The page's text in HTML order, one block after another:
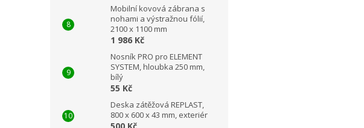
Mobilní kovová zábrana s
nohami a výstražnou fólií,
2100 x 1100 mm
1 986 Kč
Nosník PRO pro ELEMENT
SYSTEM, hloubka 250 mm,
bílý
55 Kč
Deska zátěžová REPLAST,
800 x 600 x 43 mm, exteriér